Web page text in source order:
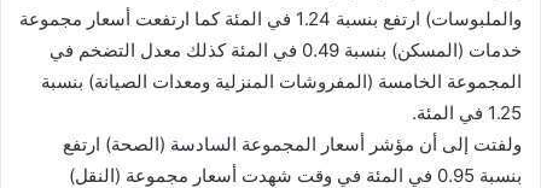
والملبوسات) ارتفع بنسبة 1.24 في المئة كما ارتفعت أسعار مجموعة
خدمات (المسكن) بنسبة 0.49 في المئة كذلك معدل التضخم في
المجموعة الخامسة (المفروشات المنزلية ومعدات الصيانة) بنسبة
1.25 في المئة.
ولفتت إلى أن مؤشر أسعار المجموعة السادسة (الصحة) ارتفع
بنسبة 0.95 في المئة في وقت شهدت أسعار مجموعة (النقل)